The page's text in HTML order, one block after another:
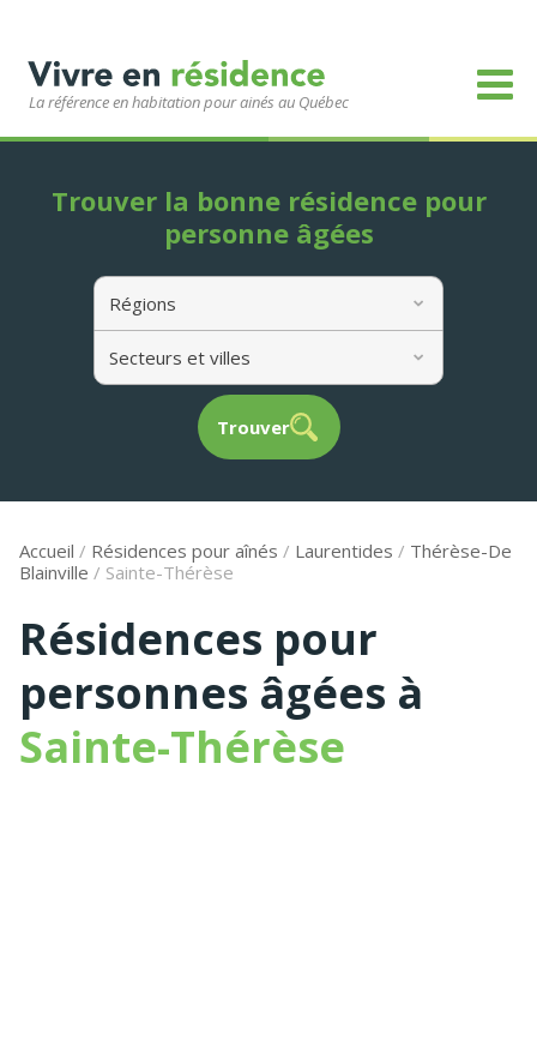
La référence en habitation pour ainés au Québec
Régions
Secteurs et villes
Trouver
Trouver la bonne résidence pour
personne âgées
Accueil / Résidences pour aînés / Laurentides / Thérèse-De
Blainville / Sainte-Thérèse
Résidences pour
personnes âgées à
Sainte-Thérèse